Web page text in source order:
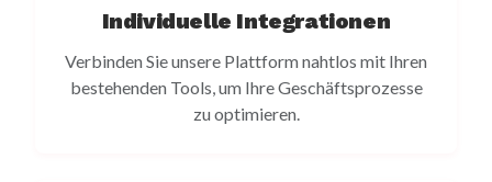
Individuelle Integrationen
Verbinden Sie unsere Plattform nahtlos mit Ihren
bestehenden Tools, um Ihre Geschäftsprozesse
zu optimieren.